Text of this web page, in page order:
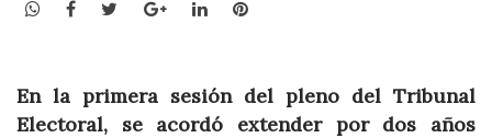
WhatsApp
Facebook
TwitterGoogle+LinkedInPinterest
En la primera sesión del pleno del Tribunal
Electoral, se acordó extender por dos años